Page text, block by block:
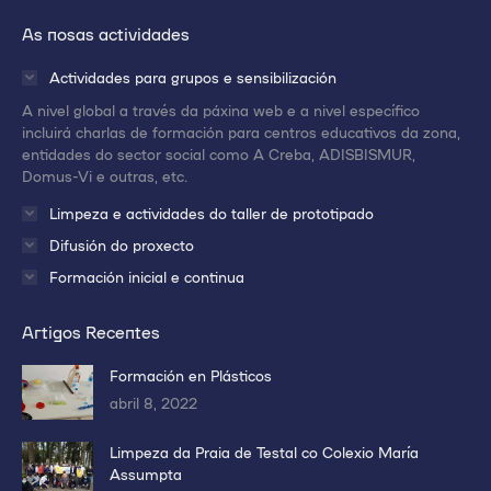
en
una
ventana/pestaña
en
una
ventana/pestaña
en
una
ventana/pestaña
As nosas actividades
Actividades para grupos e sensibilización
A nivel global a través da páxina web e a nivel específico
incluirá charlas de formación para centros educativos da zona,
entidades do sector social como A Creba, ADISBISMUR,
Domus-Vi e outras, etc.
Limpeza e actividades do taller de prototipado
Difusión do proxecto
Formación inicial e continua
Artigos Recentes
Formación en Plásticos
abril 8, 2022
Limpeza da Praia de Testal co Colexio María
Assumpta